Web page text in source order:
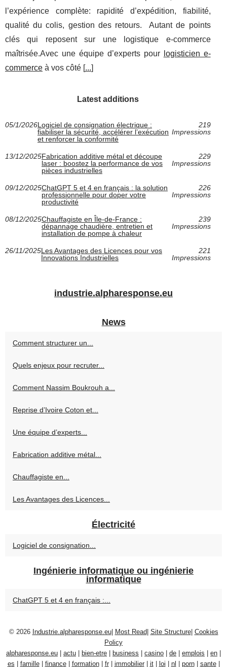
l’expérience complète: rapidité d’expédition, fiabilité,
qualité du colis, gestion des retours. Autant de points
clés qui reposent sur une logistique e-commerce
maîtrisée.Avec une équipe d’experts pour
logisticien e-
commerce à vos côté [...]
Latest additions
05/1/2026Logiciel de consignation électrique :
fiabiliser la sécurité, accélérer l’exécution
et renforcer la conformité
219
Impressions
13/12/2025Fabrication additive métal et découpe
laser : boostez la performance de vos
pièces industrielles
229
Impressions
09/12/2025ChatGPT 5 et 4 en français : la solution
professionnelle pour doper votre
productivité
226
Impressions
08/12/2025Chauffagiste en Île-de-France :
dépannage chaudière, entretien et
installation de pompe à chaleur
239
Impressions
26/11/2025Les Avantages des Licences pour vos
Innovations Industrielles
221
Impressions
industrie.alpharesponse.eu
News
Comment structurer un...
Quels enjeux pour recruter...
Comment Nassim Boukrouh a...
Reprise d’Ivoire Coton et...
Une équipe d’experts...
Fabrication additive métal...
Chauffagiste en...
Les Avantages des Licences...
Électricité
Logiciel de consignation...
Ingénierie informatique ou ingénierie
informatique
ChatGPT 5 et 4 en français :...
© 2026 Industrie.alpharesponse.eu| Most Read| Site Structure| Cookies
Policy
alpharesponse.eu | actu | bien-etre | business | casino | de | emplois | en |
es | famille| finance| formation| fr| immobilier| it| loi | nl | porn| sante|